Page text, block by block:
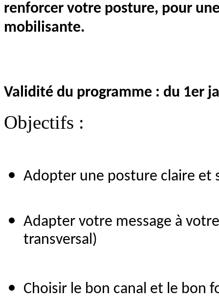
renforcer votre posture, pour
mobilisante.
Validité du programme : du 1er
Objectifs :
Adopter une posture claire
Adapter votre message à
transversal)
Choisir le bon canal et le bon